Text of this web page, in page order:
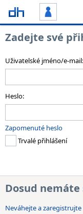
Zadejte své
Uživatelské jméno/e-mail:
Heslo:
Zapomenuté heslo
Trvalé přihlášení
Dosud nemáte
Neváhejte a zaregistrujte